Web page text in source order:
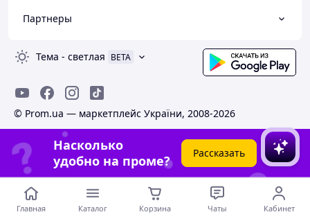
Партнеры
Тема - светлая BETA
© Prom.ua — маркетплейс України, 2008-2026
Насколько
удобно на проме?
Рассказать
Главная Каталог Корзина Чаты Кабинет